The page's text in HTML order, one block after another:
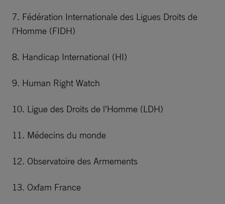
7. Fédération Internationale des Ligues Droits de
l’Homme (FIDH)
8. Handicap International (HI)
9. Human Right Watch
10. Ligue des Droits de l’Homme (LDH)
11. Médecins du monde
12. Observatoire des Armements
13. Oxfam France